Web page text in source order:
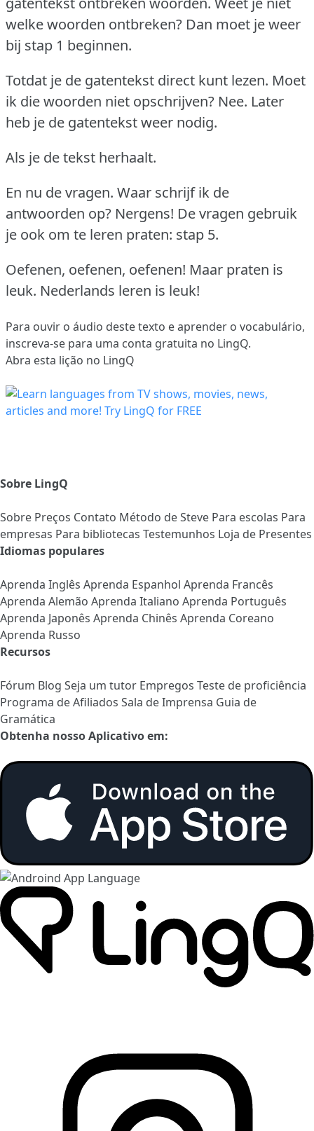
welke woorden ontbreken? Dan moet je weer
bij stap 1 beginnen.
Totdat je de gatentekst direct kunt lezen. Moet
ik die woorden niet opschrijven? Nee. Later
heb je de gatentekst weer nodig.
Als je de tekst herhaalt.
En nu de vragen. Waar schrijf ik de
antwoorden op? Nergens! De vragen gebruik
je ook om te leren praten: stap 5.
Oefenen, oefenen, oefenen! Maar praten is
leuk. Nederlands leren is leuk!
Para ouvir o áudio deste texto e aprender o vocabulário,
inscreva-se para uma conta gratuita no LingQ.
Abra esta lição no LingQ
Sobre LingQ
Sobre Preços Contato Método de Steve Para escolas Para
empresas Para bibliotecas Testemunhos Loja de Presentes
Idiomas populares
Aprenda Inglês Aprenda Espanhol Aprenda Francês
Aprenda Alemão Aprenda Italiano Aprenda Português
Aprenda Japonês Aprenda Chinês Aprenda Coreano
Aprenda Russo
Recursos
Fórum Blog Seja um tutor Empregos Teste de proficiência
Programa de Afiliados Sala de Imprensa Guia de
Gramática
Obtenha nosso Aplicativo em: